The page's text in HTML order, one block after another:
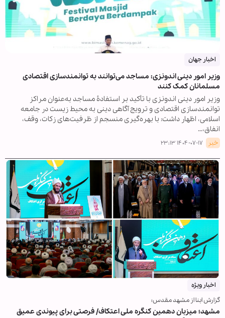
اخبار جهان
وزیر امور دینی اندونزی: مساجد می‌توانند به توانمندسازی اقتصادی
مسلمانان کمک کنند
وزیر امور دینی اندونزی با تأکید بر استفادۀ مساجد به‌عنوان مراکز
توانمندسازی اقتصادی و ترویج آگاهی دینی به محیط زیست در جامعه
اسلامی، اظهار داشت: با بهره‌گیری منسجم از ظرفیت‌های زکات، وقف،
انفاق،…
خبر ۱۴۰۴-۰۷-۱۷ ۲۳:۱۳
اخبار ویژه
گزارش ابنا از مشهد مقدس؛
مشهد؛ میزبان دهمین کنگره ملی اعتکاف/ فرصتی برای پیوندی عمیق